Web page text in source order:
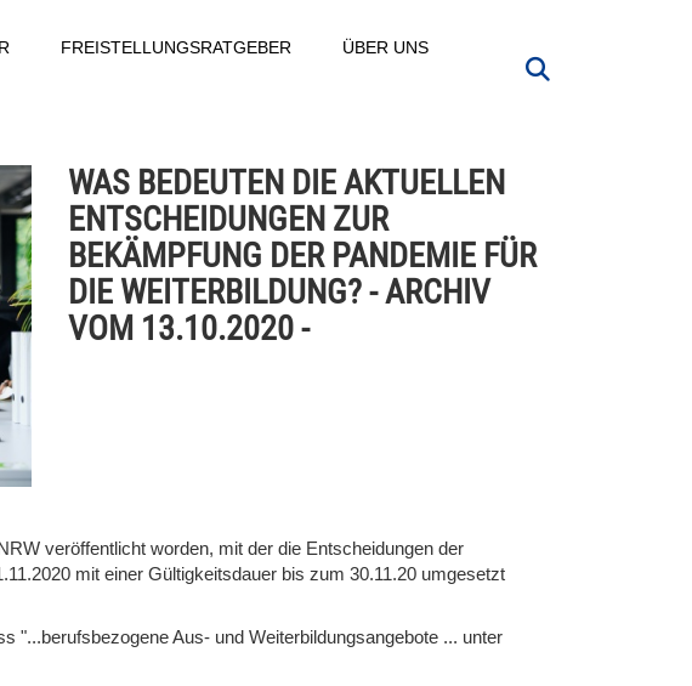
FREISTELLUNGSRATGEBER ÜBER UNS
WAS BEDEUTEN DIE AKTUELLEN
ENTSCHEIDUNGEN ZUR
BEKÄMPFUNG DER PANDEMIE FÜR
DIE WEITERBILDUNG? - ARCHIV
VOM 13.10.2020 -
veröffentlicht worden, mit der die Entscheidungen der
mit einer Gültigkeitsdauer bis zum 30.11.20 umgesetzt
"...berufsbezogene Aus- und Weiterbildungsangebote ... unter